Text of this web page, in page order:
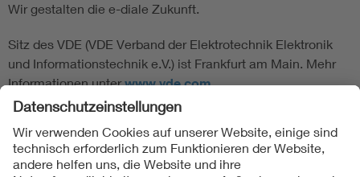
Wir gestalten die e-diale Zukunft.
Sitz des VDE (VDE Verband der Elektrotechnik Elektronik
und Informationstechnik e.V.) ist Frankfurt am Main. Mehr
Informationen unterwww.vde.com
Folgen Sie uns